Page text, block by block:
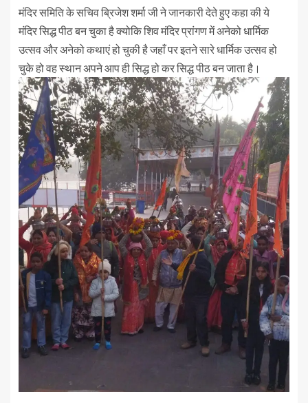
मंदिर समिति के सचिव ब्रिजेश शर्मा जी ने जानकारी देते हुए कहा की ये
मंदिर सिद्ध पीठ बन चुका है क्योकि शिव मंदिर प्रांगण में अनेको धार्मिक
उत्सव और अनेको कथाएं हो चुकी है जहाँ पर इतने सारे धार्मिक उत्सव हो
चुके हो वह स्थान अपने आप ही सिद्ध हो कर सिद्ध पीठ बन जाता है।